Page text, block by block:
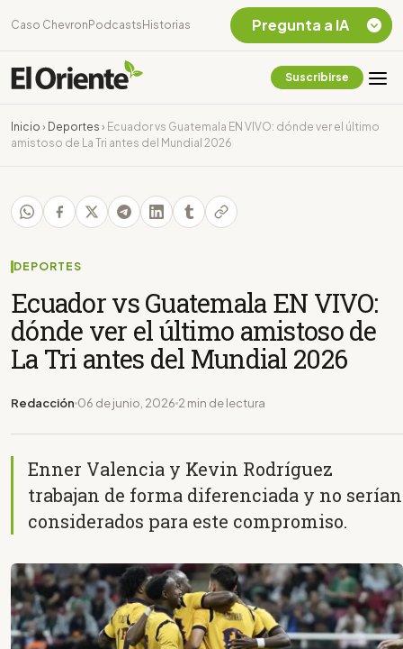
Caso Chevron Podcasts Historias
Suscribirse
Inicio › Deportes › Ecuador vs Guatemala EN VIVO: dónde ver el último
amistoso de La Tri antes del Mundial 2026
DEPORTES
Ecuador vs Guatemala EN VIVO:
dónde ver el último amistoso de
La Tri antes del Mundial 2026
Redacción 06 de junio, 2026 2 min de lectura
Enner Valencia y Kevin Rodríguez
trabajan de forma diferenciada y no serían
considerados para este compromiso.
Pregunta a IA
Chevron Ecuador